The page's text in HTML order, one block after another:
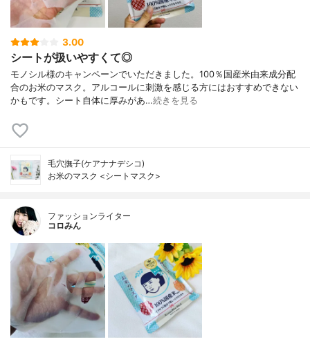
3.00
シートが扱いやすくて◎
モノシル様のキャンペーンでいただきました。100％国産米由来成分配
合のお米のマスク。アルコールに刺激を感じる方にはおすすめできない
かもです。シート自体に厚みがあ…続きを見る
毛穴撫子(ケアナナデシコ)
お米のマスク <シートマスク>
ファッションライター
コロみん